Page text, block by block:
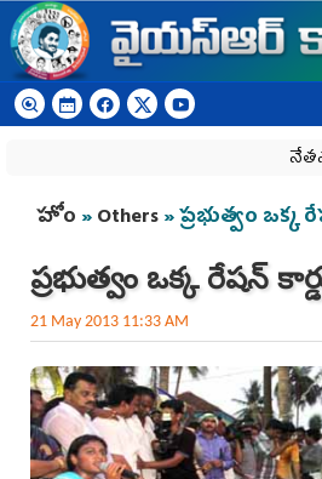
Skip to main content
నేతన్నల
You are here
హోం »Others» ప్రభుత్వం ఒక్క
ప్రభుత్వం ఒక్క రేషన్
21 May 2013 11:33 AM